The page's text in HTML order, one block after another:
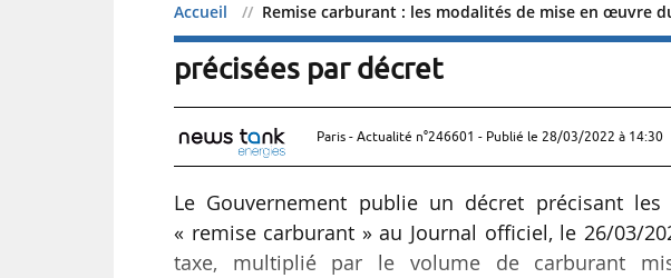
Accueil Remise carburant : les modalités de mise en œuvre
Remise carburant : les modalités de
précisées par décret
Paris - Actualité n°246601 - Publié le 28/03/2022 à 14:30
Le Gouvernement publie un décret précisant
« remise carburant » au Journal officiel, le 26/03/
taxe, multiplié par le volume de carburant